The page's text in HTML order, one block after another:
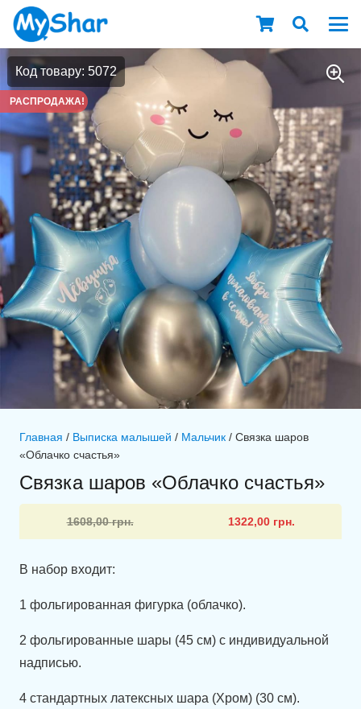
Код товару: 5072
РАСПРОДАЖА!
Главная / Выписка малышей / Мальчик / Связка шаров
«Облачко счастья»
Связка шаров «Облачко счастья»
1608,00грн.
Первоначальная
цена
составляла
1322,00 грн.
Текущая
цена:
1322,00 грн..
В набор входит:
1 фольгированная фигурка (облачко).
2 фольгированные шары (45 см) с индивидуальной
надписью.
4 стандартных латексных шара (Хром) (30 см).